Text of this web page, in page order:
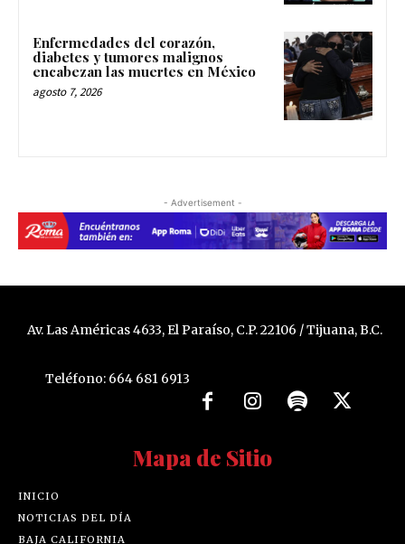
Enfermedades del corazón,
diabetes y tumores malignos
encabezan las muertes en México
agosto 7, 2026
- Advertisement -
Av. Las Américas 4633, El Paraíso, C.P. 22106 / Tijuana, B.C.
Teléfono: 664 681 6913
Mapa de Sitio
INICIO
NOTICIAS DEL DÍA
BAJA CALIFORNIA